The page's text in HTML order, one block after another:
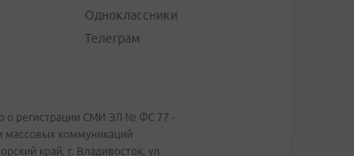
Одноклассники
Телеграм
о регистрации СМИ ЭЛ № ФС 77 -
массовых коммуникаций
край, г. Владивосток, ул.